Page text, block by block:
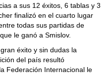
a sus 12 éxitos, 6 tablas y 3
finalizó en el cuarto lugar
todas sus partidas de
le ganó a Smislov.
éxito y sin dudas la
del país resultó
Federación Internacional le